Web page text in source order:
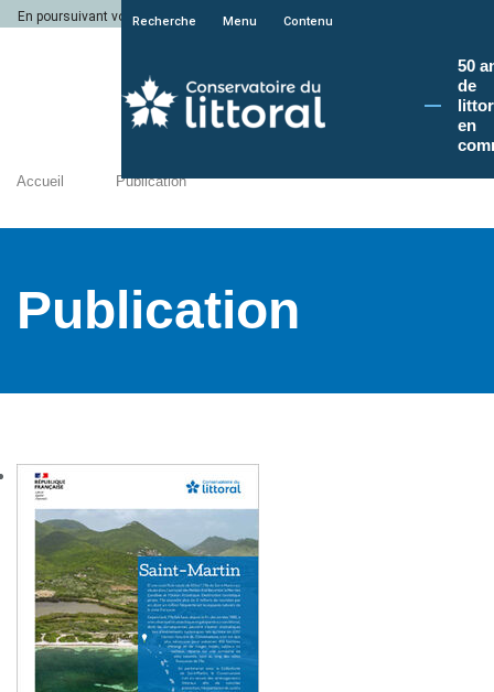
En poursuivant votre navigation sur le site du Conservatoire du littoral, vous
Recherche Menu Contenu
50
de
en
Accueil Publication
Publication